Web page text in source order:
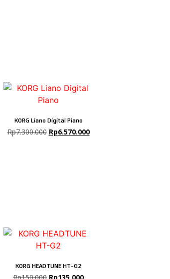
KORG Liano Digital Piano
Rp7.300.000 Rp6.570.000
KORG HEADTUNE HT-G2